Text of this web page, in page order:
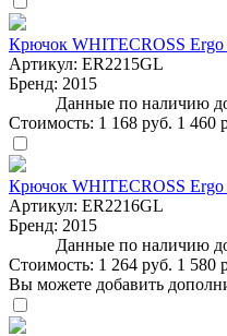
Крючок WHITECROSS Ergo
Артикул: ER2215GL
Бренд: 2015
Данные по наличию
Стоимость: 1 168 руб. 1 460
Крючок WHITECROSS Ergo
Артикул: ER2216GL
Бренд: 2015
Данные по наличию
Стоимость: 1 264 руб. 1 580
Вы можете добавить